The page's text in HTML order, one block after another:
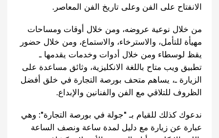
الانفتاح على الفن وعلى تاريخ الفن المعاصر.
من خلال نوعية عروضه، ومن خلال أوقات ومساحات
مهيأة للتأمل، والاسترخاء، والاستماع، ومن خلال حضور
يقظ لوسطاء ومن خلال أدوات وخدمات يقدمها ـ
تطبيق ويب متاح باللغة الانكليزية، وثائق مساعدة على
الزيارة ـ، يساهم متحف بورصة التجارة في خلق أفضل
الظروف للتلاقي مع الفن والفنانين والإبداع.
ندعوك كذلك للقيام بـ "جولة في بورصة التجارة": وهي
عبارة عن زيارة مع دليل لمدة ساعة ونصف الساعة